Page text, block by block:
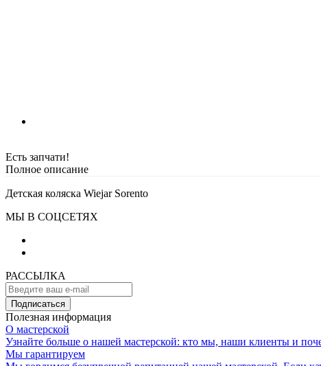
Есть запчати!
Полное описание
Детская коляска Wiejar Sorento
МЫ В СОЦСЕТЯХ
РАССЫЛКА
Подписаться
Полезная информация
О мастерской
Узнайте больше о нашей мастерской: кто мы, наши клиенты и
Мы гарантируем